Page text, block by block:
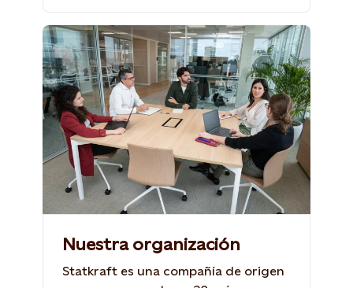
Nuestra organización
Statkraft es una compañía de origen